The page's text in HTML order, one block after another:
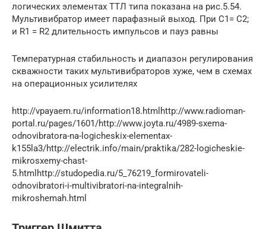
логических элементах ТТЛ типа показана на рис.5.54.
Мультивибратор имеет парафазный выход. При C1= C2;
и R1 = R2 длительность импульсов и пауз равны
Температурная стабильность и диапазон регулирования
скважности таких мультивибраторов хуже, чем в схемах
на операционных усилителях
http://vpayaem.ru/information18.htmlhttp://www.radioman-
portal.ru/pages/1601/http://www.joyta.ru/4989-sxema-
odnovibratora-na-logicheskix-elementax-
k155la3/http://electrik.info/main/praktika/282-logicheskie-
mikrosxemy-chast-
5.htmlhttp://studopedia.ru/5_76219_formirovateli-
odnovibratori-i-multivibratori-na-integralnih-
mikroshemah.html